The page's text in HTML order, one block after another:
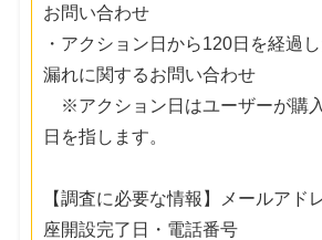
お問い合わせ
・アクション日から120日を経過
漏れに関するお問い合わせ
※アクション日はユーザーが購
日を指します。
【調査に必要な情報】メールアド
座開設完了日・電話番号